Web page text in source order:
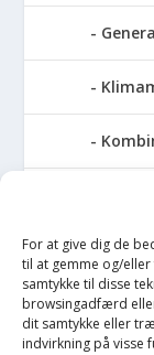
For at give dig de
til at gemme og/
samtykke til disse
browsingadfærd
dit samtykke eller
indvirkning på visse
Save